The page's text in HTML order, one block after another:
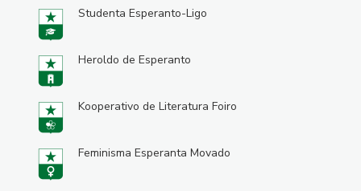
Studenta Esperanto-Ligo
Heroldo de Esperanto
Kooperativo de Literatura Foiro
Feminisma Esperanta Movado